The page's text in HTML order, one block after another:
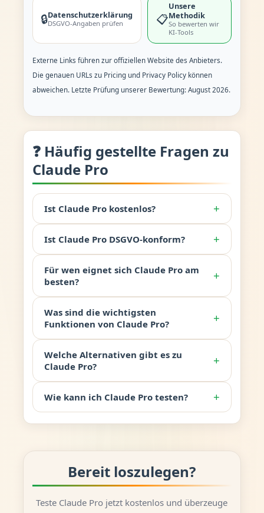
🔒Datenschutzerklärung
DSGVO-Angaben prüfen 📋
Unsere
Methodik
So bewerten wir
KI-Tools
Externe Links führen zur offiziellen Website des Anbieters.
Die genauen URLs zu Pricing und Privacy Policy können
abweichen. Letzte Prüfung unserer Bewertung: August 2026.
❓ Häufig gestellte Fragen zu
Claude Pro
Ist Claude Pro kostenlos? +
Ist Claude Pro DSGVO-konform? +
Für wen eignet sich Claude Pro am
besten?
+
Was sind die wichtigsten
Funktionen von Claude Pro?
+
Welche Alternativen gibt es zu
Claude Pro?
+
Wie kann ich Claude Pro testen? +
Bereit loszulegen?
Teste Claude Pro jetzt kostenlos und überzeuge